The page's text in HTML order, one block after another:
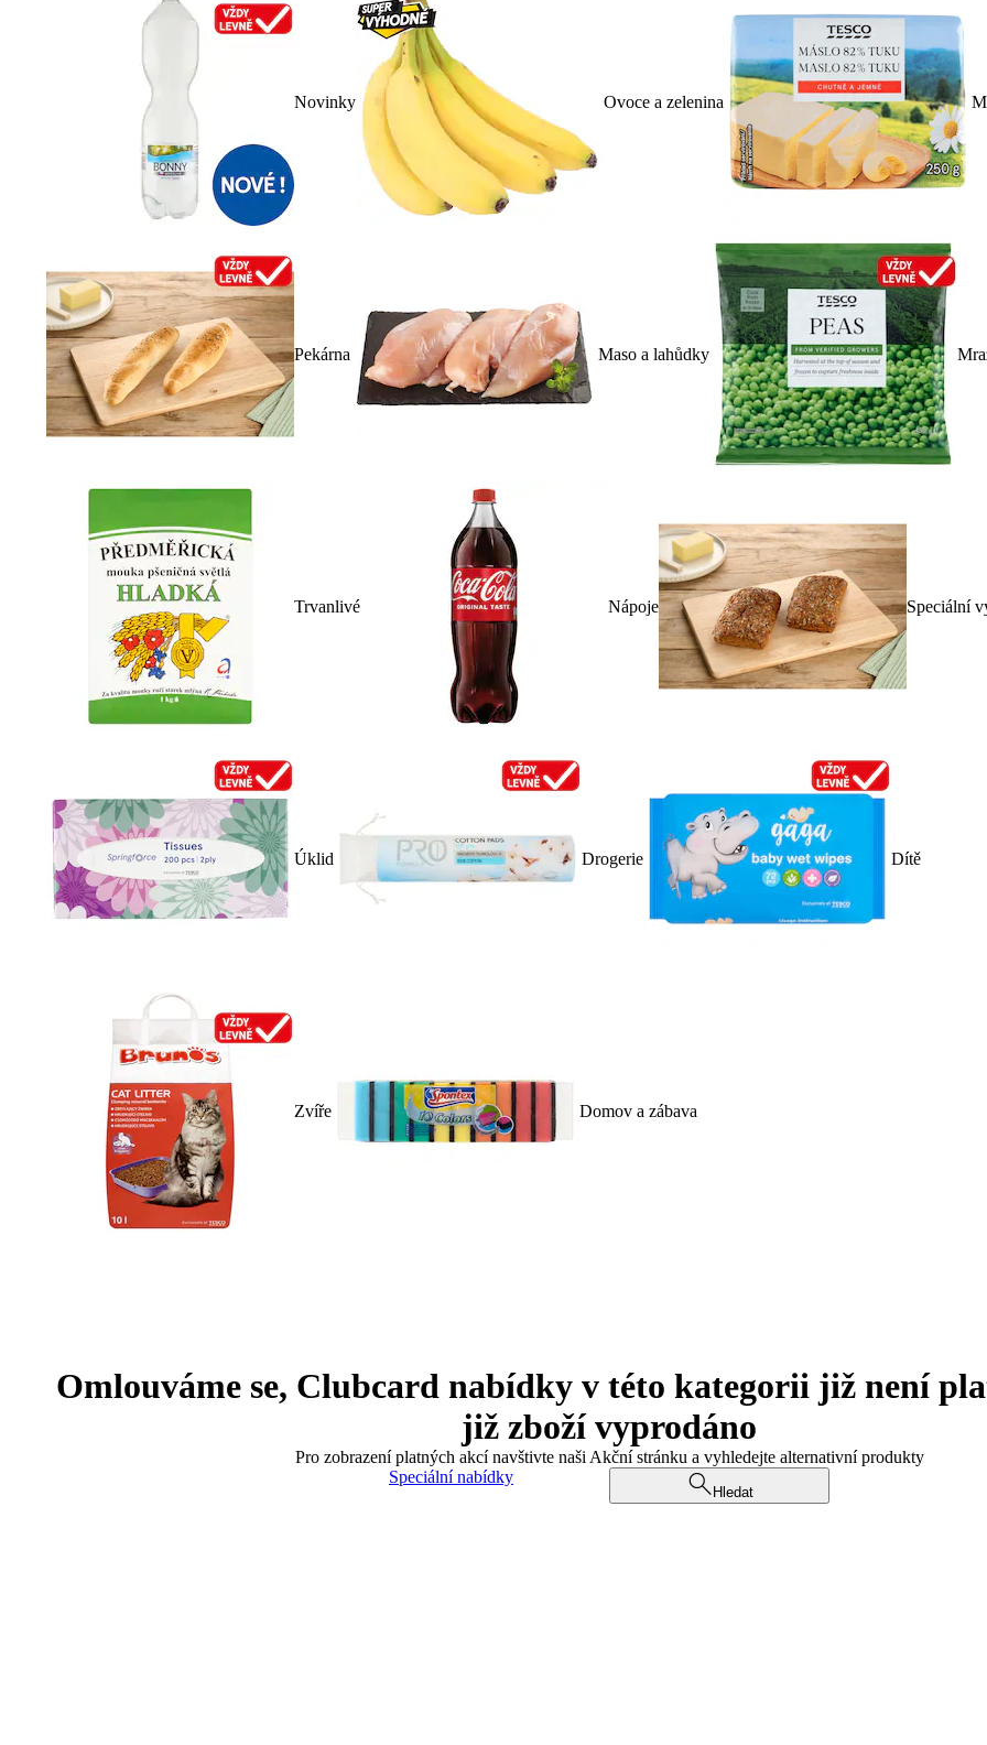
Novinky Ovoce a zelenina
Pekárna Maso a lahůdky
Trvanlivé Nápoje Speciální
Úklid Drogerie Dítě
Zvíře Domov a zábava
Omlouváme se, Clubcard nabídky v této kategorii již není
již zboží vyprodáno
Pro zobrazení platných akcí navštivte naši Akční stránku a vyhledejte alternativní produkty
Speciální nabídky
Hledat